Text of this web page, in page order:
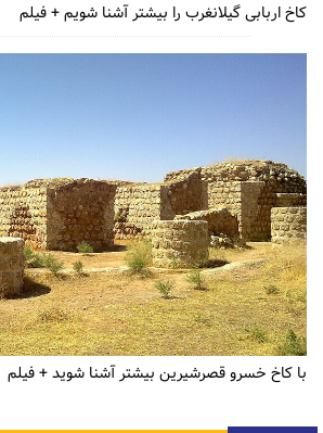
کاخ اربابی گیلانغرب را بیشتر آشنا شویم + فیلم
با کاخ خسرو قصرشیرین بیشتر آشنا شوید + فیلم